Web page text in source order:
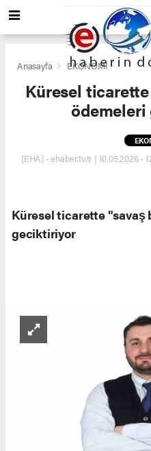
Anasayfa EKONOMİ
Küresel
(EHA) - ehaber.tv.tr | 10.05.2026 -
Küresel ticarette "savaş
geciktiriyor